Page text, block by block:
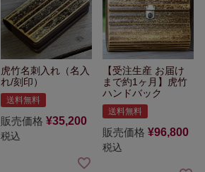
虎竹名刺入れ（名入
れ/刻印）
送料無料
販売価格 ¥35,200
税込
【受注生産 お届け
まで約1ヶ月】 虎竹
ハンドバック
送料無料
販売価格 ¥96,800
税込